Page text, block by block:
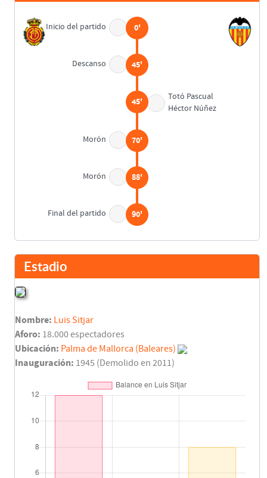
Inicio del partido 0'
Descanso 45'
Totó Pascual
Héctor Núñez
45'
Morón 70'
Morón 88'
Final del partido 90'
Estadio
Nombre: Luis Sitjar
Aforo: 18.000 espectadores
Ubicación: Palma de Mallorca (Baleares)
Inauguración: 1945 (Demolido en 2011)